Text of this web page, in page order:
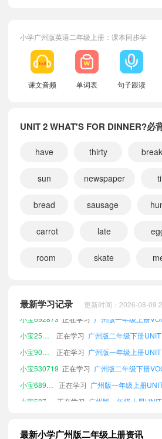
小学广州版英语二年级上册：课本同步学
课文音频 单词表 句子跟读
UNIT 2 WHAT'S FOR DINNER?必
have thirty
sun newspaper
bread sausage
carrot late
room skate
最新学习记录 更新时间：2026-08-09
小宝518690
广州版二年级下册
小宝692873 正在学习 广州版一年级上册
最新小学广州版二年级上册资讯